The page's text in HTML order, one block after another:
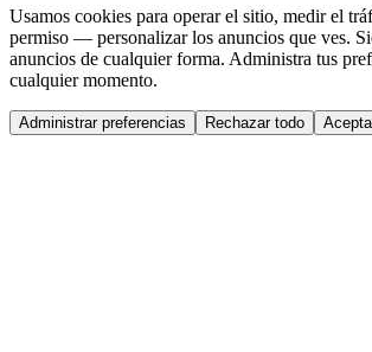
Usamos cookies para operar el sitio, medir el
permiso — personalizar los anuncios que ves.
anuncios de cualquier forma. Administra tus
cualquier momento.
Administrar preferencias Rechazar todo